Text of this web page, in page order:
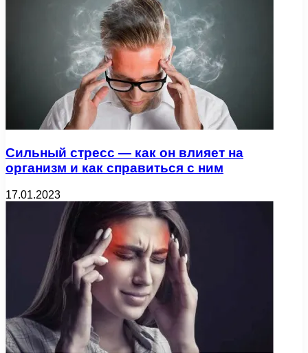
Сильный стресс — как он влияет на
организм и как справиться с ним
17.01.2023